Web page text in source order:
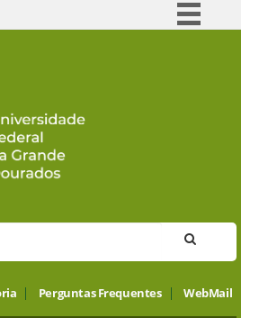
CONTRASTE
VISITORS
Perguntas Frequentes WebMail